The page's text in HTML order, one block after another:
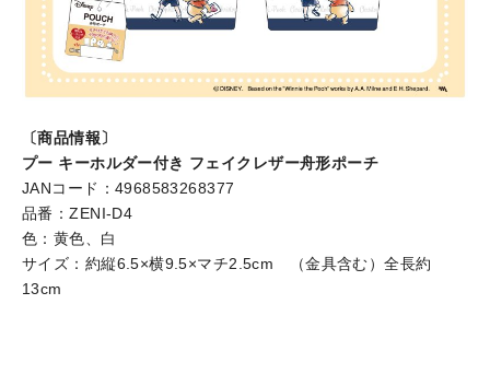
〔商品情報〕
プー キーホルダー付き フェイクレザー舟形ポーチ
JANコード：4968583268377
品番：ZENI-D4
色：黄色、白
サイズ：約縦6.5×横9.5×マチ2.5cm （金具含む）全長約
13cm